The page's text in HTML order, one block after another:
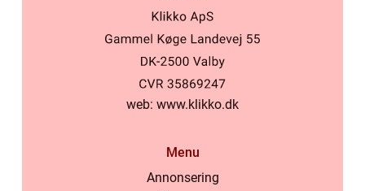
web: www.klikko.dk
Menu
Annonsering